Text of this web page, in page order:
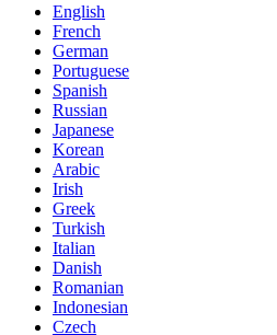
English
French
German
Portuguese
Spanish
Russian
Japanese
Korean
Arabic
Irish
Greek
Turkish
Italian
Danish
Romanian
Indonesian
Czech